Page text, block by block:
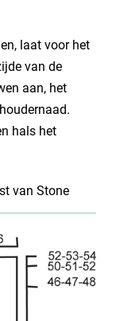
laat voor het
van de
aan, het
hals het
van Stone